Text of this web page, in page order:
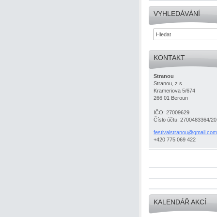
VYHLEDÁVÁNÍ
KONTAKT
Stranou
Stranou, z.s.
Krameriova 5/674
266 01 Beroun
IČO: 27009629
Číslo účtu: 2700483364/
festivalstranou@gmail.com
+420 775 069 422
KALENDÁŘ AKCÍ